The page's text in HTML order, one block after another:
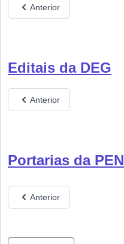
Anterior
Editais da DEG
Anterior
Portarias da PEN
Anterior